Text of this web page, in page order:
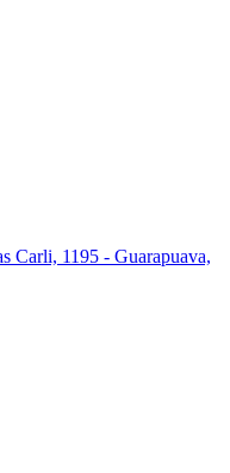
Carli, 1195 - Guarapuava,